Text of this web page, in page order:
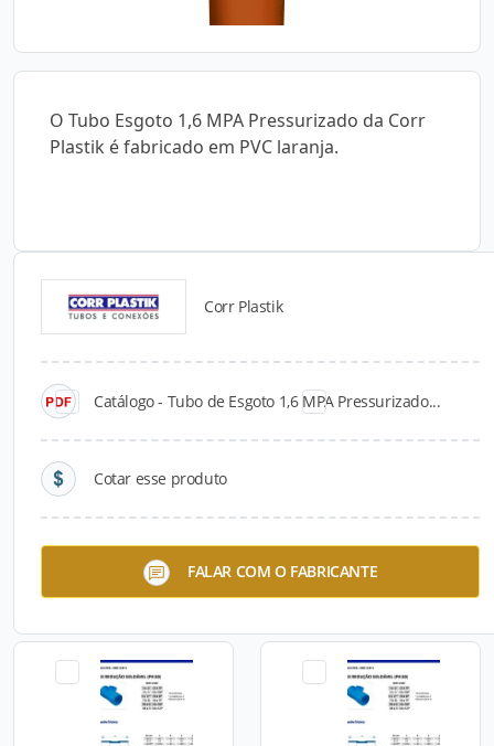
O Tubo Esgoto 1,6 MPA Pressurizado da Corr
Plastik é fabricado em PVC laranja.
Corr Plastik
Catálogo - Tubo de Esgoto 1,6 MPA Pressurizado...
Cotar esse produto
FALAR COM O FABRICANTE
Catálogos para Download
TEE Redução Soldável Linha
Fixa 150 x 125mm Corr
Plastik
Fixa 100 x 50mm Corr
Plastik